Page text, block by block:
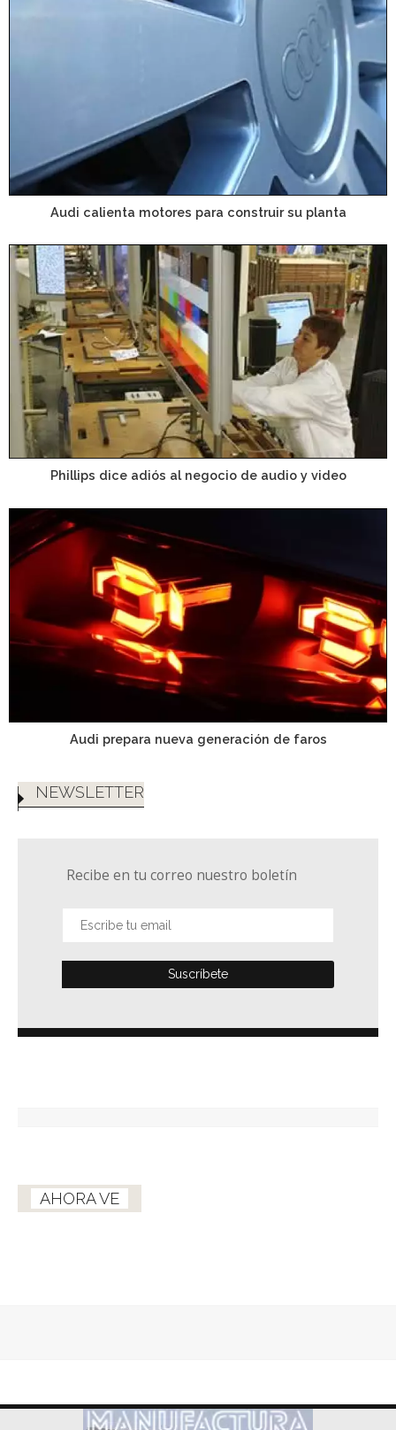
Audi calienta motores para construir su planta
Phillips dice adiós al negocio de audio y video
Audi prepara nueva generación de faros
NEWSLETTER
Recibe en tu correo nuestro boletín
AHORA VE